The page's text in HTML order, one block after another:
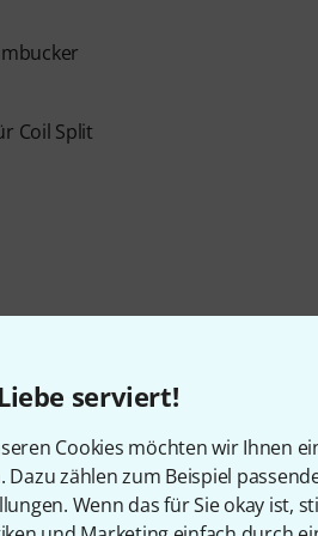
serviert!
Cookies möchten wir Ihnen
Dazu zählen zum Beispiel
Wenn das für Sie okay ist,
Coil Split
Artikelnummer